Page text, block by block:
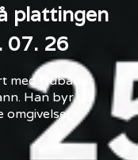
plattingen
07. 26
med trubadur
Han byr på